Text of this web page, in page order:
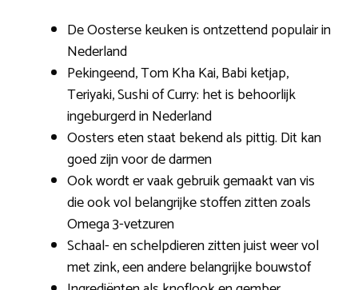
De Oosterse keuken is ontzettend populair in
Nederland
Pekingeend, Tom Kha Kai, Babi ketjap,
Teriyaki, Sushi of Curry: het is behoorlijk
ingeburgerd in Nederland
Oosters eten staat bekend als pittig. Dit kan
goed zijn voor de darmen
Ook wordt er vaak gebruik gemaakt van vis
die ook vol belangrijke stoffen zitten zoals
Omega 3-vetzuren
Schaal- en schelpdieren zitten juist weer vol
met zink, een andere belangrijke bouwstof